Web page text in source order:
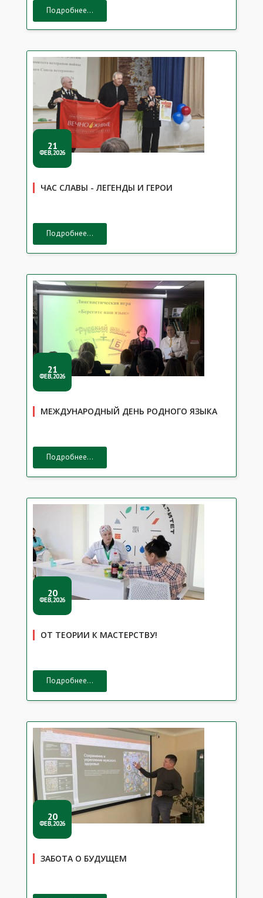
Подробнее...
21
ФЕВ,2026
ЧАС СЛАВЫ - ЛЕГЕНДЫ И ГЕРОИ
Подробнее...
21
ФЕВ,2026
МЕЖДУНАРОДНЫЙ ДЕНЬ РОДНОГО ЯЗЫКА
Подробнее...
20
ФЕВ,2026
ОТ ТЕОРИИ К МАСТЕРСТВУ!
Подробнее...
20
ФЕВ,2026
ЗАБОТА О БУДУЩЕМ